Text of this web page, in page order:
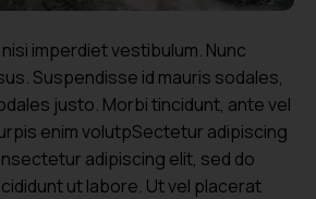
imperdiet vestibulum. Nunc
Suspendisse id mauris sodales,
justo. Morbi tincidunt, ante vel
enim volutpSectetur adipiscing
adipiscing elit, sed do
ut labore. Ut vel placerat